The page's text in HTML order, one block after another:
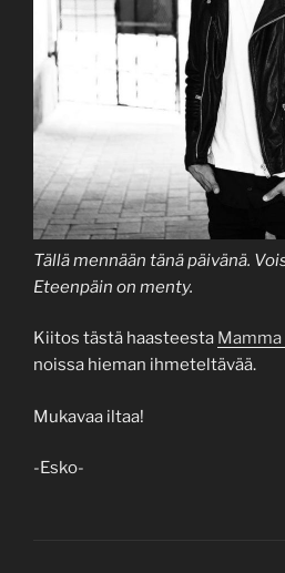
Tällä mennään tänä päivänä.
Eteenpäin on menty.
Kiitos tästä haasteesta
noissa hieman ihmeteltävää.
Mukavaa iltaa!
-Esko-